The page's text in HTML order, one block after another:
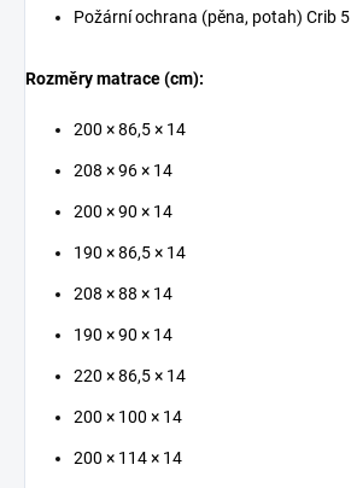
Požární ochrana (pěna, potah) Crib 5
Rozměry matrace (cm):
200 × 86,5 × 14
208 × 96 × 14
200 × 90 × 14
190 × 86,5 × 14
208 × 88 × 14
190 × 90 × 14
220 × 86,5 × 14
200 × 100 × 14
200 × 114 × 14